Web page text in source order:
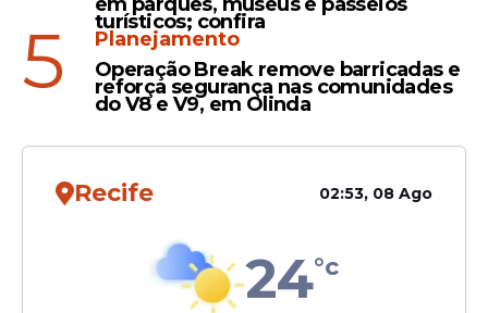
O que diz a Polícia
depois na região do Sol Nascente. Os
conduziram o homem novamente para a
15ª Delegacia de Polícia, onde foram
adotados os procedimentos previstos pela
turísticos; confira
5
Planejamento
Operação Break remove barricadas e
reforça segurança nas comunidades
do V8 e V9, em Olinda
Recife 02:53, 08 Ago
24°c